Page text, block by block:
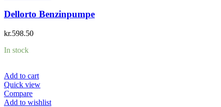
Dellorto Benzinpumpe
kr.598.50
In stock
Add to cart
Quick view
Compare
Add to wishlist